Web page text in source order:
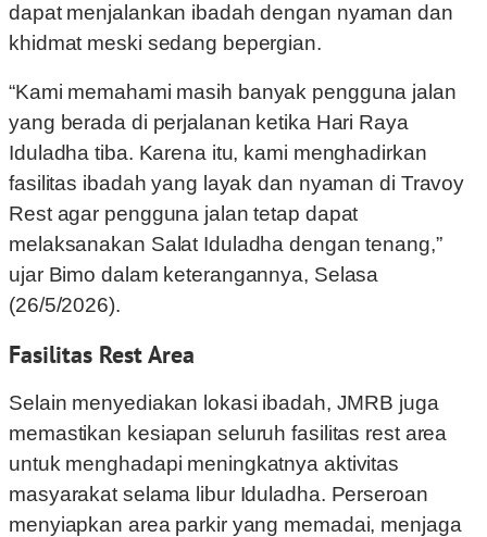
dapat menjalankan ibadah dengan nyaman dan
khidmat meski sedang bepergian.
“Kami memahami masih banyak pengguna jalan
yang berada di perjalanan ketika Hari Raya
Iduladha tiba. Karena itu, kami menghadirkan
fasilitas ibadah yang layak dan nyaman di Travoy
Rest agar pengguna jalan tetap dapat
melaksanakan Salat Iduladha dengan tenang,”
ujar Bimo dalam keterangannya, Selasa
(26/5/2026).
Fasilitas Rest Area
Selain menyediakan lokasi ibadah, JMRB juga
memastikan kesiapan seluruh fasilitas rest area
untuk menghadapi meningkatnya aktivitas
masyarakat selama libur Iduladha. Perseroan
menyiapkan area parkir yang memadai, menjaga